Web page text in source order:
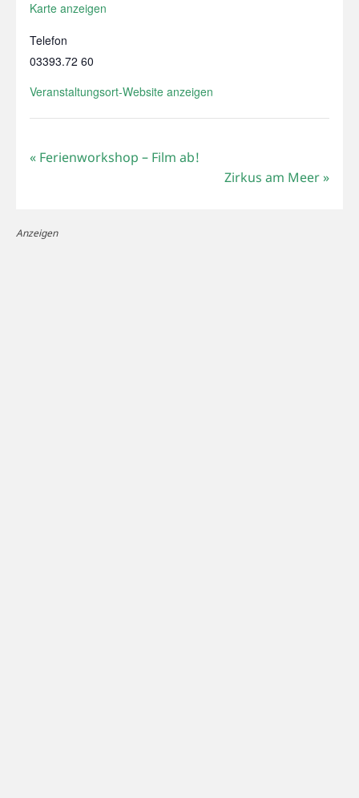
Karte anzeigen
Telefon
03393.72 60
Veranstaltungsort-Website anzeigen
«Ferienworkshop – Film ab!
Zirkus am Meer»
Anzeigen